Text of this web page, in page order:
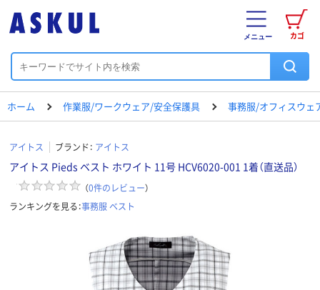
カゴ
メニュー
ホーム 作業服/ワークウェア/安全保護具 事務服/オフィスウェ
アイトス ブランド： アイトス
アイトス Pieds ベスト ホワイト 11号 HCV6020-001 1着（直送品）
（0件のレビュー）
ランキングを見る：事務服 ベスト